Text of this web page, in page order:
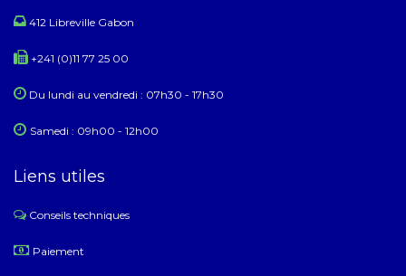
412 Libreville Gabon
+241 (0)11 77 25 00
Du lundi au ​​vendredi : 07h30 - 17h30
Samedi : 09h00 - 12h00
Liens utiles
Conseils techniques
​ Paiement